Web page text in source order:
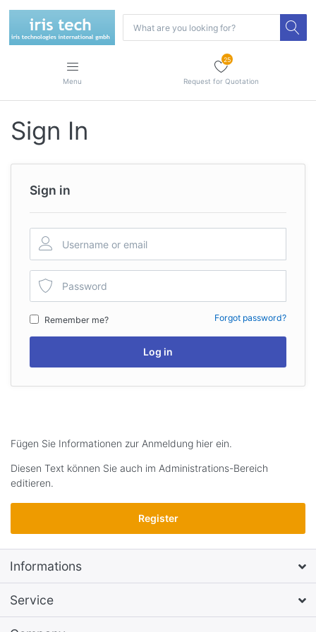
Menu
25
Request for Quotation
Sign In
Sign in
Remember me? Forgot password?
Log in
Fügen Sie Informationen zur Anmeldung hier ein.
Diesen Text können Sie auch im Administrations-Bereich
editieren.
Register
Informations
Service